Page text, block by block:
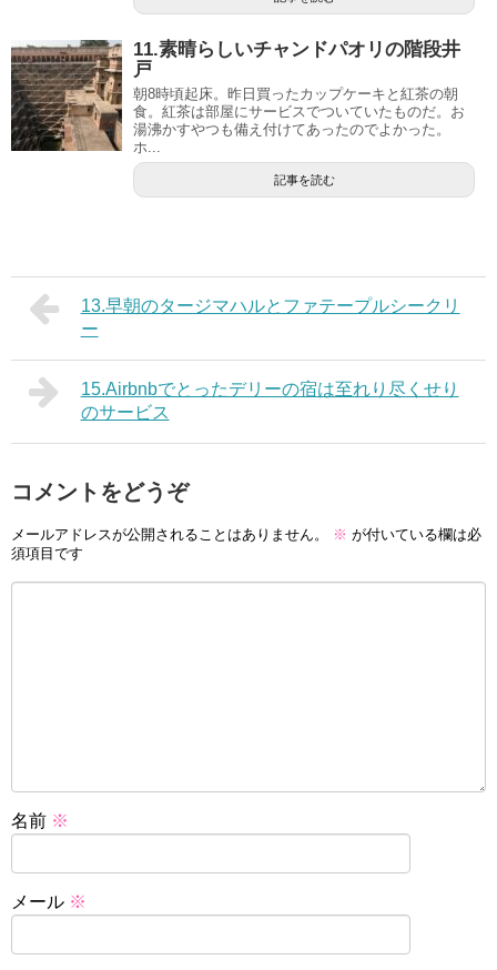
11.素晴らしいチャンドパオリの階段井
戸
朝8時頃起床。昨日買ったカップケーキと紅茶の朝
食。紅茶は部屋にサービスでついていたものだ。お
湯沸かすやつも備え付けてあったのでよかった。
ホ...
記事を読む
13.早朝のタージマハルとファテープルシークリ
ー
15.Airbnbでとったデリーの宿は至れり尽くせり
のサービス
コメントをどうぞ
メールアドレスが公開されることはありません。 ※ が付いている欄は必
須項目です
名前 ※
メール ※